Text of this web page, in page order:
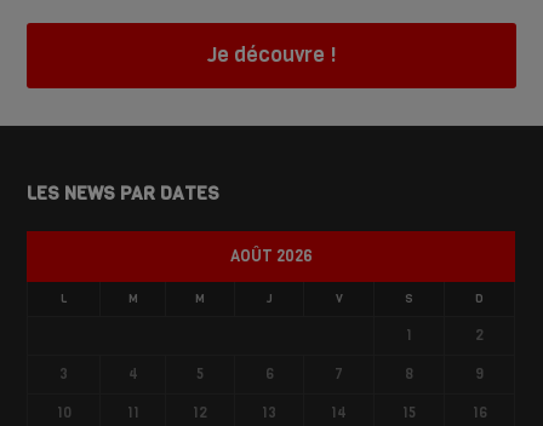
Je découvre !
LES NEWS PAR DATES
AOÛT 2026
L M M J V S D
1
2
3
4 5 6 7 8
9
10
11 12 13 14 15
16